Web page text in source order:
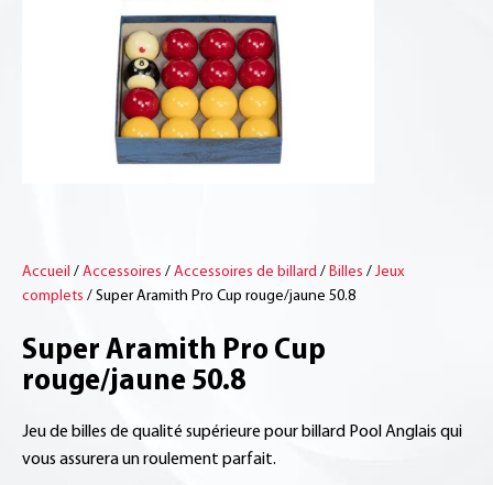
Accueil / Accessoires / Accessoires de billard / Billes / Jeux
complets / Super Aramith Pro Cup rouge/jaune 50.8
Super Aramith Pro Cup
rouge/jaune 50.8
Jeu de billes de qualité supérieure pour billard Pool Anglais qui
vous assurera un roulement parfait.